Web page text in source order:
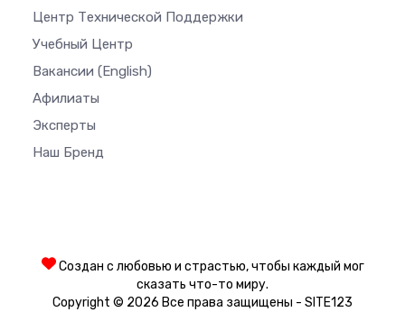
Центр Технической Поддержки
Учебный Центр
Вакансии (English)
Афилиаты
Эксперты
Наш Бренд
Создан с любовью и страстью, чтобы каждый мог
сказать что-то миру.
Copyright © 2026 Все права защищены - SITE123